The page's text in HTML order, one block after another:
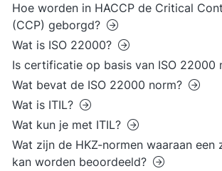
Hoe worden in HACCP de Critical
(CCP) geborgd?
Wat is ISO 22000?
Is certificatie op basis van ISO 22000
Wat bevat de ISO 22000 norm?
Wat is ITIL?
Wat kun je met ITIL?
Wat zijn de HKZ-normen waaraan een
kan worden beoordeeld?